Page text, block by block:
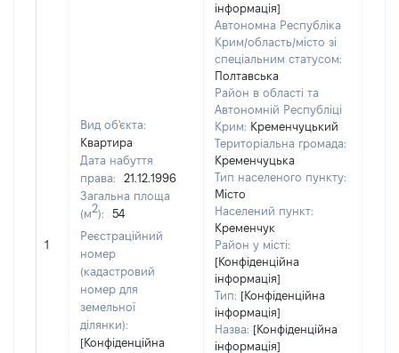
1
Вид об'єкта:
Квартира
Дата набуття
права:
21.12.1996
Загальна площа
(м2):
54
Реєстраційний
номер
(кадастровий
номер для
земельної
ділянки):
[Конфіденційна
інформація]
Автономна Республіка
Крим/область/місто зі
спеціальним статусом:
Полтавська
Район в області та
Автономній Республіці
Крим: Кременчуцький
Територіальна громада:
Кременчуцька
Тип населеного пункту:
Місто
Населений пункт:
Кременчук
Район у місті:
[Конфіденційна
інформація]
Тип: [Конфіденційна
інформація]
Назва: [Конфіденційна
інформація]